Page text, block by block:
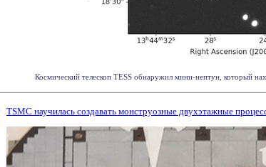
Космический телескоп TESS обнаружил мини-нептун, который
TSMC научилась создавать монструозные двухэтажные